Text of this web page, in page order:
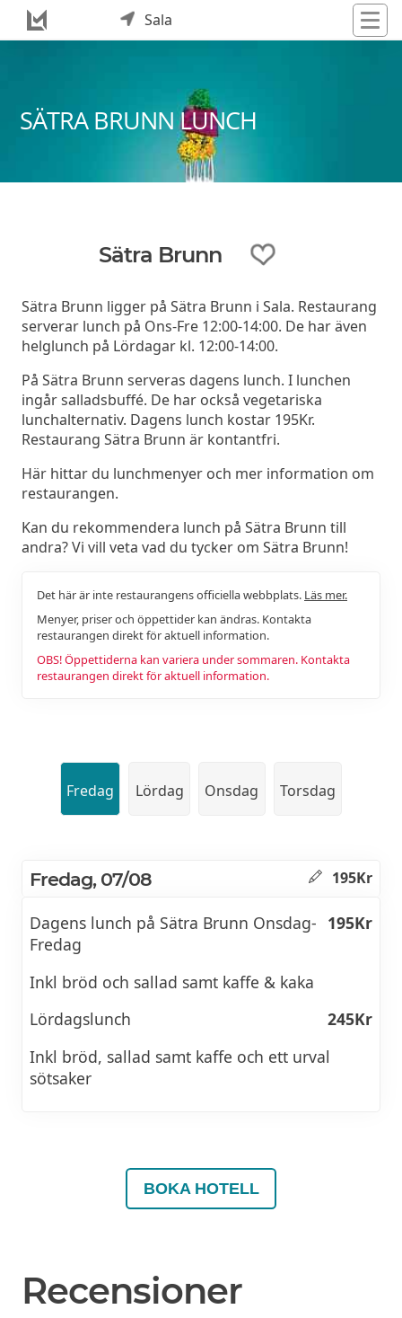
Sala
SÄTRA BRUNN LUNCH
Sätra Brunn
Sätra Brunn ligger på Sätra Brunn i Sala. Restaurang
serverar lunch på Ons-Fre 12:00-14:00. De har även
helglunch på Lördagar kl. 12:00-14:00.
På Sätra Brunn serveras dagens lunch. I lunchen
ingår salladsbuffé. De har också vegetariska
lunchalternativ. Dagens lunch kostar 195Kr.
Restaurang Sätra Brunn är kontantfri.
Här hittar du lunchmenyer och mer information om
restaurangen.
Kan du rekommendera lunch på Sätra Brunn till
andra? Vi vill veta vad du tycker om Sätra Brunn!
Det här är inte restaurangens officiella webbplats. Läs mer.
Menyer, priser och öppettider kan ändras. Kontakta
restaurangen direkt för aktuell information.
OBS! Öppettiderna kan variera under sommaren. Kontakta
restaurangen direkt för aktuell information.
Fredag Lördag Onsdag Torsdag
Fredag, 07/08 195Kr
Dagens lunch på Sätra Brunn Onsdag-
Fredag
195Kr
Inkl bröd och sallad samt kaffe & kaka
Lördagslunch
245Kr
Inkl bröd, sallad samt kaffe och ett urval
sötsaker
BOKA HOTELL
Recensioner